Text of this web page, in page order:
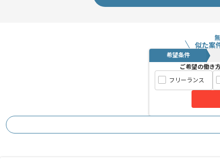
似た案
希望条件
ご希望の働き
フリーランス